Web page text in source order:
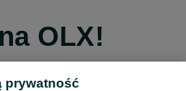
OLX!
przez Facebooka
prywatność